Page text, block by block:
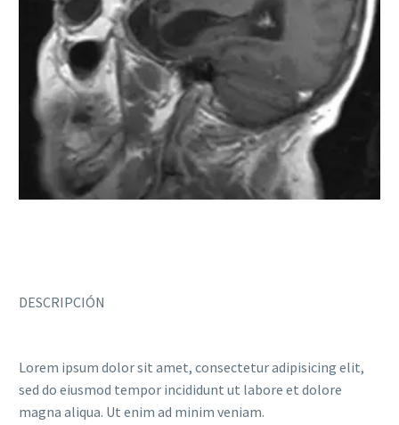
DESCRIPCIÓN
Lorem ipsum dolor sit amet, consectetur adipisicing elit,
sed do eiusmod tempor incididunt ut labore et dolore
magna aliqua. Ut enim ad minim veniam.